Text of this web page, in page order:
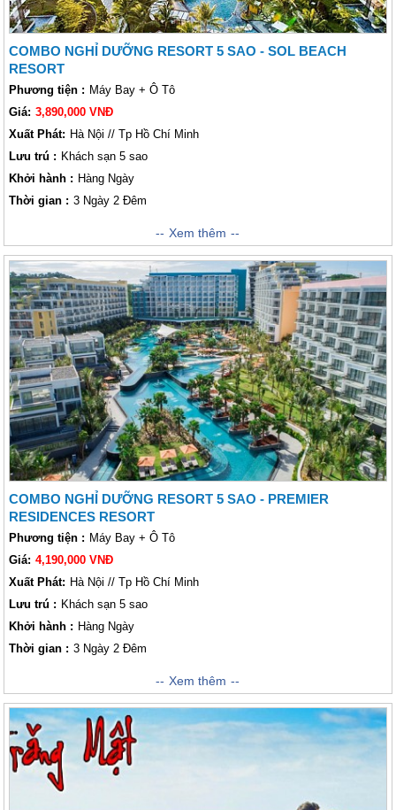
COMBO NGHỈ DƯỠNG RESORT 5 SAO - SOL BEACH
RESORT
Phương tiện : Máy Bay + Ô Tô
Giá: 3,890,000 VNĐ
Xuất Phát: Hà Nội // Tp Hồ Chí Minh
Lưu trú : Khách sạn 5 sao
Khởi hành : Hàng Ngày
Thời gian : 3 Ngày 2 Đêm
bãi Trườngduyên dáng và nép mình trong
khuôn viên vườn nhiệt đới xinh đẹp với lối đi thẳng ra bãi biển thơ
mộng nhất hòn đảo. Một khu nghỉ dưỡng với phong cách thoải mái,
tự nhiên sẽ đem đến cho bạn một kỳ nghỉ thực sự tươi mới.
Xem thêm
COMBO NGHỈ DƯỠNG RESORT 5 SAO - PREMIER
RESIDENCES RESORT
Phương tiện : Máy Bay + Ô Tô
Giá: 4,190,000 VNĐ
Xuất Phát: Hà Nội // Tp Hồ Chí Minh
Lưu trú : Khách sạn 5 sao
Khởi hành : Hàng Ngày
Thời gian : 3 Ngày 2 Đêm
Hòa vào cảnh sắc thiên nhiên là dịch vụ đẳng cấp 5 sao của
Residences Emerald Bay. Từ sảnh chào ngập nắng đến những nụ cười
thân thiện hiếu khách của nhân viên khu nghỉ dưỡng, tất cả được chuẩn
bị chu đáo cho sự thư giãn của quý khách. Thỏa sức lựa chọn một trong
nhiều loại phòng của chúng tôi với ban công hướng ra biển, bếp tiện nghi
và bể bơi riêng.
Xem thêm